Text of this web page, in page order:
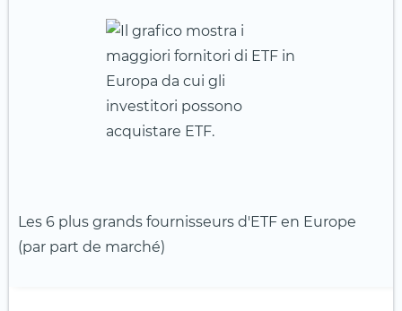
Les 6 plus grands fournisseurs d'ETF en Europe
(par part de marché)